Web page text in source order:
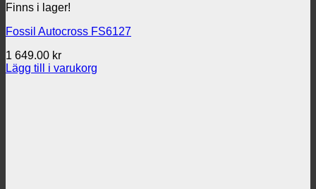
Finns i lager!
Fossil Autocross FS6127
1 649.00 kr
Lägg till i varukorg